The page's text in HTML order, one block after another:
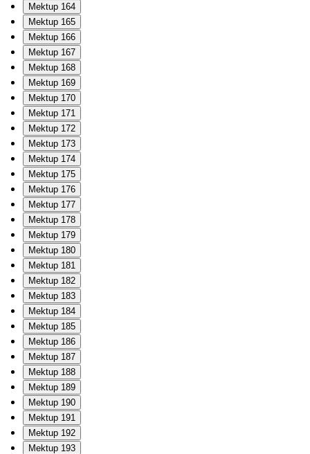
Mektup 164
Mektup 165
Mektup 166
Mektup 167
Mektup 168
Mektup 169
Mektup 170
Mektup 171
Mektup 172
Mektup 173
Mektup 174
Mektup 175
Mektup 176
Mektup 177
Mektup 178
Mektup 179
Mektup 180
Mektup 181
Mektup 182
Mektup 183
Mektup 184
Mektup 185
Mektup 186
Mektup 187
Mektup 188
Mektup 189
Mektup 190
Mektup 191
Mektup 192
Mektup 193